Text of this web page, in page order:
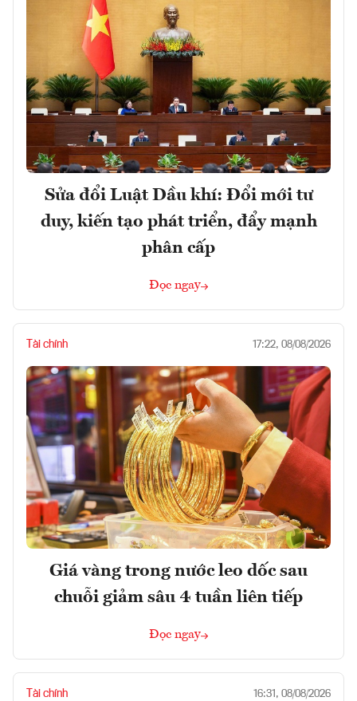
Sửa đổi Luật Dầu khí: Đổi mới tư
duy, kiến tạo phát triển, đẩy mạnh
phân cấp
Đọc ngay
Tài chính 17:22, 08/08/2026
Giá vàng trong nước leo dốc sau
chuỗi giảm sâu 4 tuần liên tiếp
Đọc ngay
Tài chính 16:31, 08/08/2026